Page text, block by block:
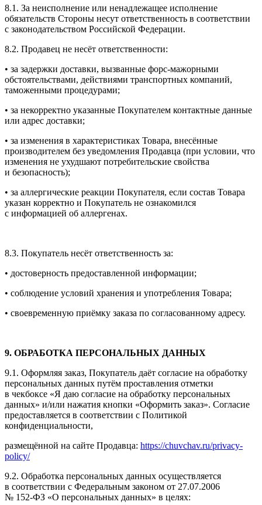
8.1. За неисполнение или ненадлежащее исполнение
обязательств Стороны несут ответственность в соответствии
с законодательством Российской Федерации.
8.2. Продавец не несёт ответственности:
• за задержки доставки, вызванные форс-мажорными
обстоятельствами, действиями транспортных компаний,
таможенными процедурами;
• за некорректно указанные Покупателем контактные данные
или адрес доставки;
• за изменения в характеристиках Товара, внесённые
производителем без уведомления Продавца (при условии, что
изменения не ухудшают потребительские свойства
и безопасность);
• за аллергические реакции Покупателя, если состав Товара
указан корректно и Покупатель не ознакомился
с информацией об аллергенах.
8.3. Покупатель несёт ответственность за:
• достоверность предоставленной информации;
• соблюдение условий хранения и употребления Товара;
• своевременную приёмку заказа по согласованному адресу.
9. ОБРАБОТКА ПЕРСОНАЛЬНЫХ ДАННЫХ
9.1. Оформляя заказ, Покупатель даёт согласие на обработку
персональных данных путём проставления отметки
в чекбоксе «Я даю согласие на обработку персональных
данных» и/или нажатия кнопки «Оформить заказ». Согласие
предоставляется в соответствии с Политикой
конфиденциальности,
размещённой на сайте Продавца: https://chuvchav.ru/privacy-
policy/
9.2. Обработка персональных данных осуществляется
в соответствии с Федеральным законом от 27.07.2006
№ 152-ФЗ «О персональных данных» в целях: